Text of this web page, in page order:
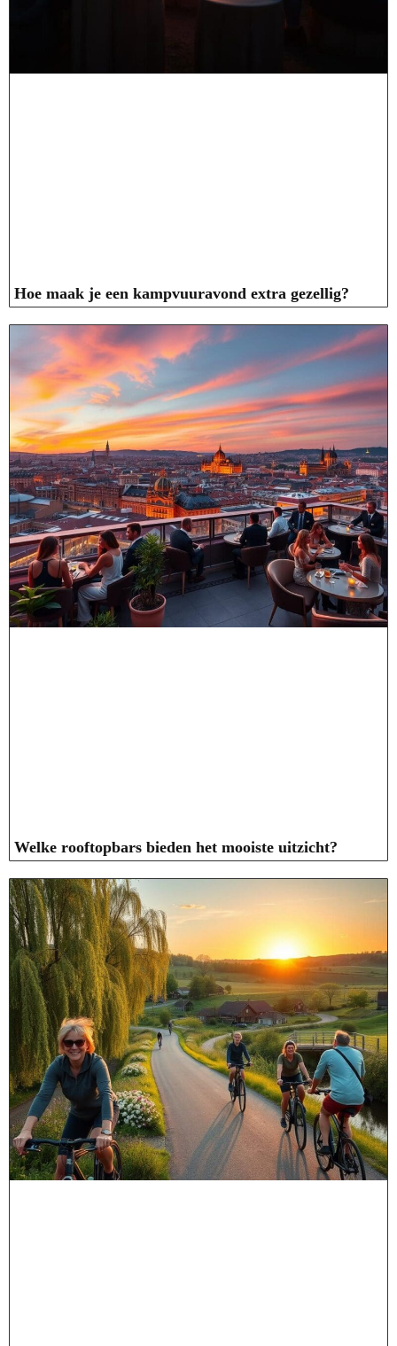
Hoe maak je een kampvuuravond extra gezellig?
Welke rooftopbars bieden het mooiste uitzicht?